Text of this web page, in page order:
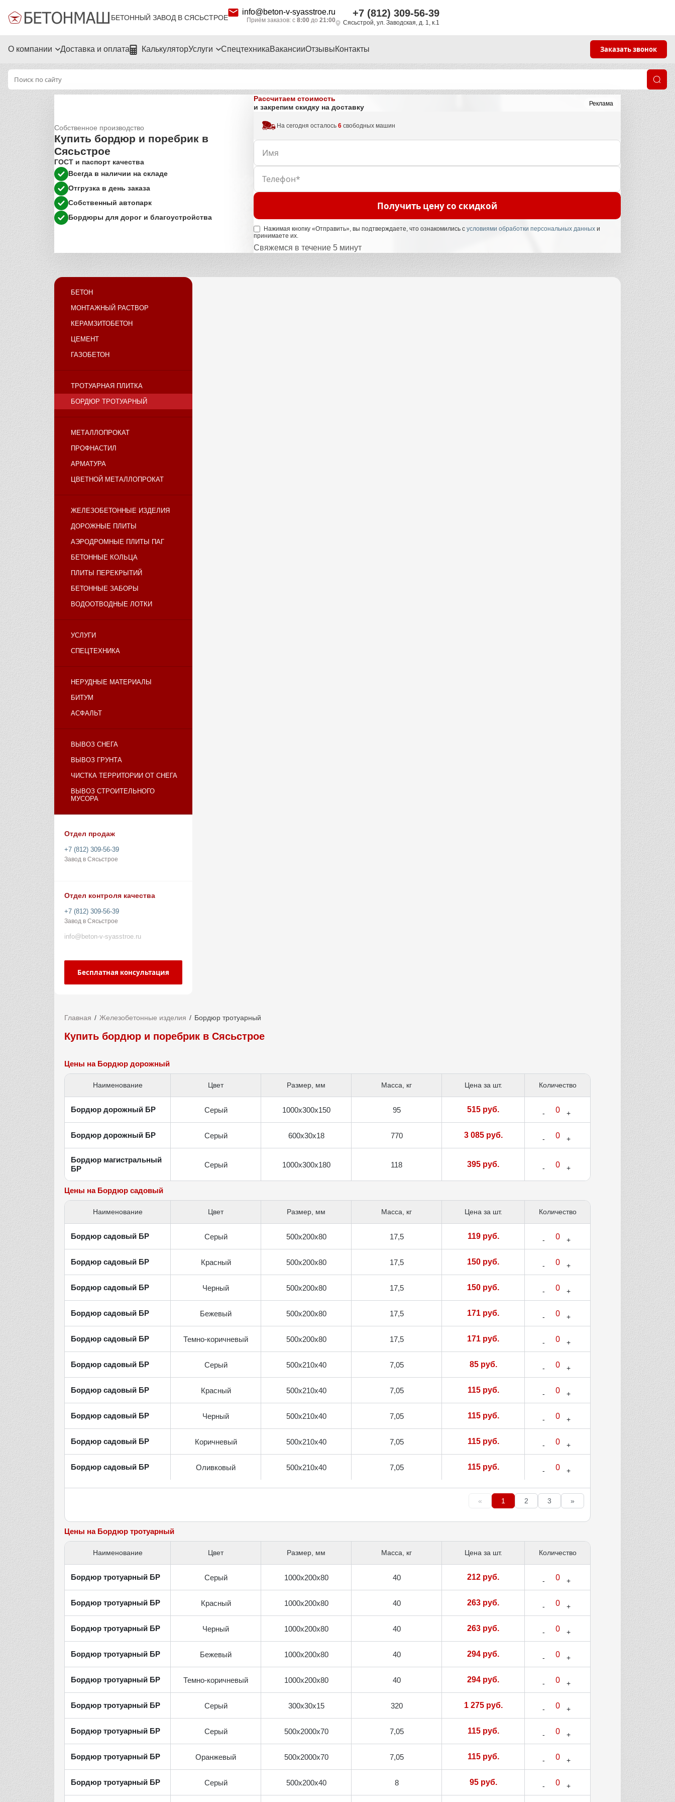
БЕТОННЫЙ ЗАВОД В СЯСЬСТРОЕ
info@beton-v-syasstroe.ru
Приём заказов: с 8:00 до 21:00
+7 (812) 309-56-39
Сясьстрой, ул. Заводская, д. 1, к.1
О компании Доставка и оплата КалькуляторУслуги СпецтехникаВакансииОтзывыКонтакты Заказать звонок
Реклама
Собственное производство
Купить бордюр и поребрик в
Сясьстрое
ГОСТ и паспорт качества
Всегда в наличии на складе
Отгрузка в день заказа
Собственный автопарк
Бордюры для дорог и благоустройства
Рассчитаем стоимость
и закрепим скидку на доставку
На сегодня осталось6 свободных машин
Получить цену со скидкой
Нажимая кнопку «Отправить», вы подтверждаете, что ознакомились сусловиями обработки персональных данных и
принимаете их.
Свяжемся в течение 5 минут
БЕТОН
МОНТАЖНЫЙ РАСТВОР
КЕРАМЗИТОБЕТОН
ЦЕМЕНТ
ГАЗОБЕТОН
ТРОТУАРНАЯ ПЛИТКА
БОРДЮР ТРОТУАРНЫЙ
МЕТАЛЛОПРОКАТ
ПРОФНАСТИЛ
АРМАТУРА
ЦВЕТНОЙ МЕТАЛЛОПРОКАТ
ЖЕЛЕЗОБЕТОННЫЕ ИЗДЕЛИЯ
ДОРОЖНЫЕ ПЛИТЫ
АЭРОДРОМНЫЕ ПЛИТЫ ПАГ
БЕТОННЫЕ КОЛЬЦА
ПЛИТЫ ПЕРЕКРЫТИЙ
БЕТОННЫЕ ЗАБОРЫ
ВОДООТВОДНЫЕ ЛОТКИ
УСЛУГИ
СПЕЦТЕХНИКА
НЕРУДНЫЕ МАТЕРИАЛЫ
БИТУМ
АСФАЛЬТ
ВЫВОЗ СНЕГА
ВЫВОЗ ГРУНТА
ЧИСТКА ТЕРРИТОРИИ ОТ СНЕГА
ВЫВОЗ СТРОИТЕЛЬНОГО
МУСОРА
Отдел продаж
+7 (812) 309-56-39
Завод в Сясьстрое
Отдел контроля качества
+7 (812) 309-56-39
Завод в Сясьстрое
info@beton-v-syasstroe.ru
Бесплатная консультация
Главная Железобетонные изделия Бордюр тротуарный
Купить бордюр и поребрик в Сясьстрое
Цены на Бордюр дорожный
Наименование Цвет Размер, мм Масса, кг Цена за шт. Количество
Бордюр дорожный БР Серый 1000х300х150 95 515 руб.
Бордюр дорожный БР Серый 600х30х18 770 3 085 руб.
Бордюр магистральный
БР
Серый 1000х300х180 118 395 руб.
Цены на Бордюр садовый
Наименование Цвет Размер, мм Масса, кг Цена за шт. Количество
Бордюр садовый БР Серый 500х200х80 17,5 119 руб.
Бордюр садовый БР Красный 500х200х80 17,5 150 руб.
Бордюр садовый БР Черный 500х200х80 17,5 150 руб.
Бордюр садовый БР Бежевый 500х200х80 17,5 171 руб.
Бордюр садовый БР Темно-коричневый 500х200х80 17,5 171 руб.
Бордюр садовый БР Серый 500х210х40 7,05 85 руб.
Бордюр садовый БР Красный 500х210х40 7,05 115 руб.
Бордюр садовый БР Черный 500х210х40 7,05 115 руб.
Бордюр садовый БР Коричневый 500х210х40 7,05 115 руб.
Бордюр садовый БР Оливковый 500х210х40 7,05 115 руб.
« 1 2 3 »
Цены на Бордюр тротуарный
Наименование Цвет Размер, мм Масса, кг Цена за шт. Количество
Бордюр тротуарный БР Серый 1000х200х80 40 212 руб.
Бордюр тротуарный БР Красный 1000х200х80 40 263 руб.
Бордюр тротуарный БР Черный 1000х200х80 40 263 руб.
Бордюр тротуарный БР Бежевый 1000х200х80 40 294 руб.
Бордюр тротуарный БР Темно-коричневый 1000х200х80 40 294 руб.
Бордюр тротуарный БР Серый 300х30х15 320 1 275 руб.
Бордюр тротуарный БР Серый 500х2000х70 7,05 115 руб.
Бордюр тротуарный БР Оранжевый 500х2000х70 7,05 115 руб.
Бордюр тротуарный БР Серый 500х200х40 8 95 руб.